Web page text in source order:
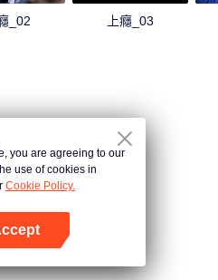
_02 上癮_03
you are agreeing to our
use of cookies in
Cookie Policy.